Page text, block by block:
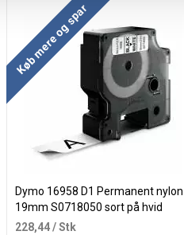
Køb mere og spar
Dymo 16958 D1 Permanent nylon
19mm S0718050 sort på hvid
228,44/ Stk